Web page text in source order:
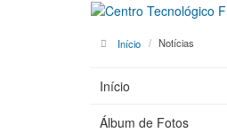
Início Notícias
Início
Álbum de Fotos